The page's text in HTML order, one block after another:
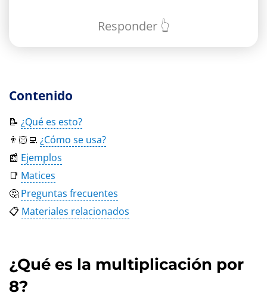
Responder 👆
Contenido
📝 ¿Qué es esto?
👨🏻‍💻 ¿Cómo se usa?
📰 Ejemplos
📑 Matices
🤔 Preguntas frecuentes
📋 Materiales relacionados
¿Qué es la multiplicación por
8?